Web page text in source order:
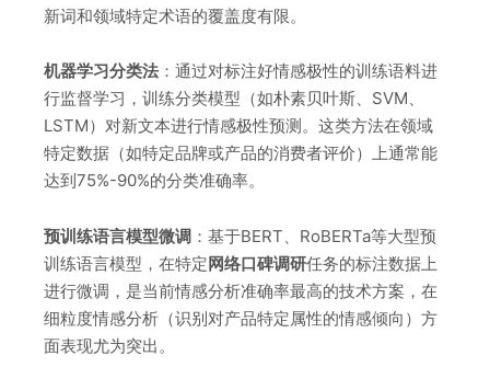
新词和领域特定术语的覆盖度有限。
机器学习分类法 ：通过对标注好情感极性的训练语料进
行监督学习，训练分类模型（如朴素贝叶斯、SVM、
LSTM）对新文本进行情感极性预测。这类方法在领域
特定数据（如特定品牌或产品的消费者评价）上通常能
达到75%-90%的分类准确率。
预训练语言模型微调 ：基于BERT、RoBERTa等大型预
训练语言模型，在特定网络口碑调研任务的标注数据上
进行微调，是当前情感分析准确率最高的技术方案，在
细粒度情感分析（识别对产品特定属性的情感倾向）方
面表现尤为突出。